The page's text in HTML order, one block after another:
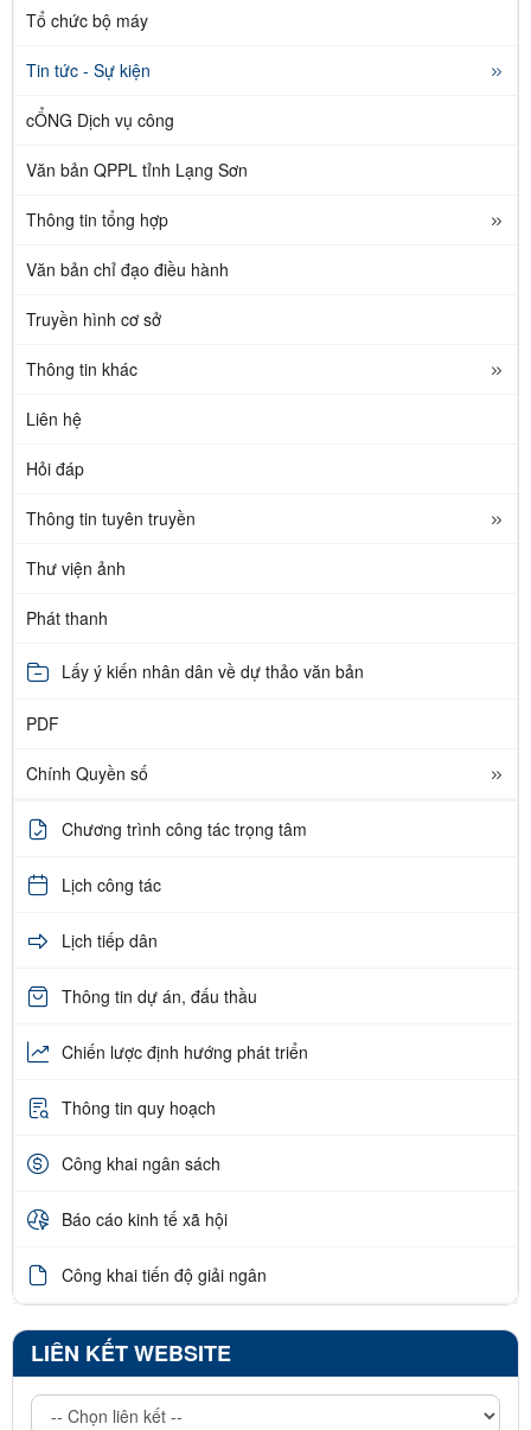
Tổ chức bộ máy
Tin tức - Sự kiện
cỔNG Dịch vụ công
Văn bản QPPL tỉnh Lạng Sơn
Thông tin tổng hợp
Văn bản chỉ đạo điều hành
Truyền hình cơ sở
Thông tin khác
Liên hệ
Hỏi đáp
Thông tin tuyên truyền
Thư viện ảnh
Phát thanh
Lấy ý kiến nhân dân về dự thảo văn bản
PDF
Chính Quyền số
Chương trình công tác trọng tâm
Lịch công tác
Lịch tiếp dân
Thông tin dự án, đấu thầu
Chiến lược định hướng phát triển
Thông tin quy hoạch
Công khai ngân sách
Báo cáo kinh tế xã hội
Công khai tiến độ giải ngân
LIÊN KẾT WEBSITE